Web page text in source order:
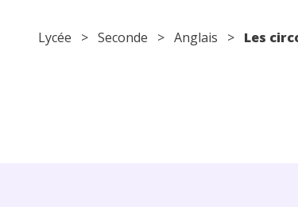
Lycée > Seconde > Anglais > Les